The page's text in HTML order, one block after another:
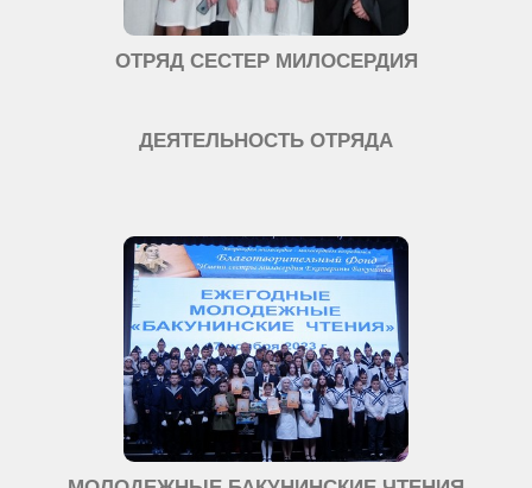
ОТРЯД СЕСТЕР МИЛОСЕРДИЯ
ДЕЯТЕЛЬНОСТЬ ОТРЯДА